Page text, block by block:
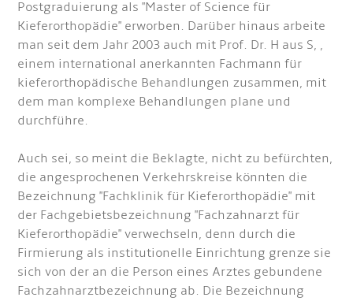
Postgraduierung als "Master of Science für
Kieferorthopädie" erworben. Darüber hinaus arbeite
man seit dem Jahr 2003 auch mit Prof. Dr. H aus S, ,
einem international anerkannten Fachmann für
kieferorthopädische Behandlungen zusammen, mit
dem man komplexe Behandlungen plane und
durchführe.
Auch sei, so meint die Beklagte, nicht zu befürchten,
die angesprochenen Verkehrskreise könnten die
Bezeichnung "Fachklinik für Kieferorthopädie" mit
der Fachgebietsbezeichnung "Fachzahnarzt für
Kieferorthopädie" verwechseln, denn durch die
Firmierung als institutionelle Einrichtung grenze sie
sich von der an die Person eines Arztes gebundene
Fachzahnarztbezeichnung ab. Die Bezeichnung